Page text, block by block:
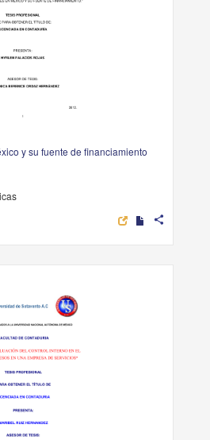
y su fuente de financiamiento
share